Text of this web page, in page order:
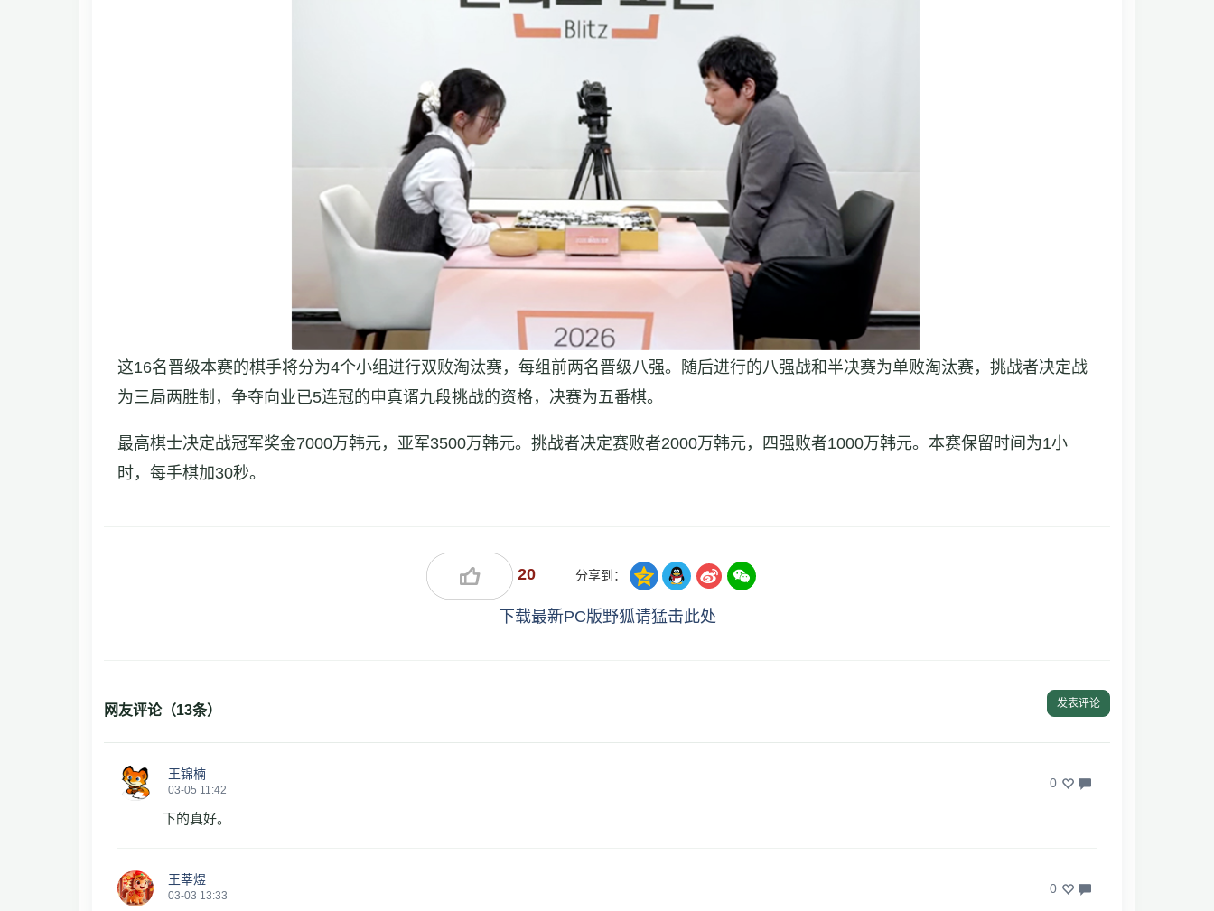
这16名晋级本赛的棋手将分为4个小组进行双败淘汰赛，每组前两名晋级八强。随后进行的八强战和半决赛为单败淘汰赛，挑战者决定战
为三局两胜制，争夺向业已5连冠的申真谞九段挑战的资格，决赛为五番棋。
最高棋士决定战冠军奖金7000万韩元，亚军3500万韩元。挑战者决定赛败者2000万韩元，四强败者1000万韩元。本赛保留时间为1小
时，每手棋加30秒。
20 分享到：
下载最新PC版野狐请猛击此处
网友评论（13条） 发表评论
王锦楠
03-05 11:42 0
下的真好。
王莘煜
03-03 13:33 0